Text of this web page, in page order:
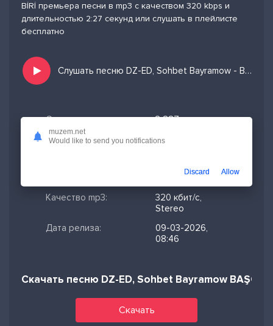
BİRİ премьера песни в mp3 с качеством 320 kbps и
длительностью 2:27 секунд или слушать в плейлисте
бесплатно
Слушать песню DZ-ED, Sohbet Bayramow - BAŞGA BİRİ и добавить в избранных
Скачано:
3 887
Формат:
MP3
5.63 МБ
Качество mp3:
320 кбит/с,
Stereo
Дата релиза:
09-03-2026,
08:46
Скачать песню DZ-ED, Sohbet Bayramow BAŞGA
Скачать
muzem.net
Would like to send you notifications
Discard Allow